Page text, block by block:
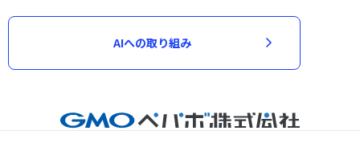
AIへの取り組み